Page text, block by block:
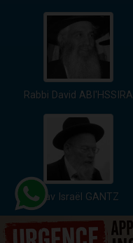
Rabbi David ABI'HSSIRA
Rav Israël GANTZ